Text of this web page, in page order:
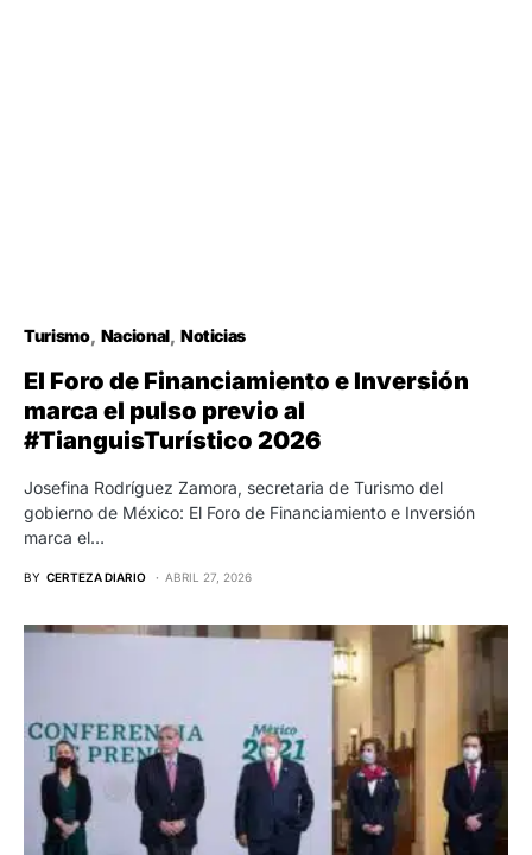
Turismo Nacional Noticias
El Foro de Financiamiento e Inversión
marca el pulso previo al
#TianguisTurístico 2026
Josefina Rodríguez Zamora, secretaria de Turismo del
gobierno de México: El Foro de Financiamiento e Inversión
marca el…
BY CERTEZA DIARIO ABRIL 27, 2026